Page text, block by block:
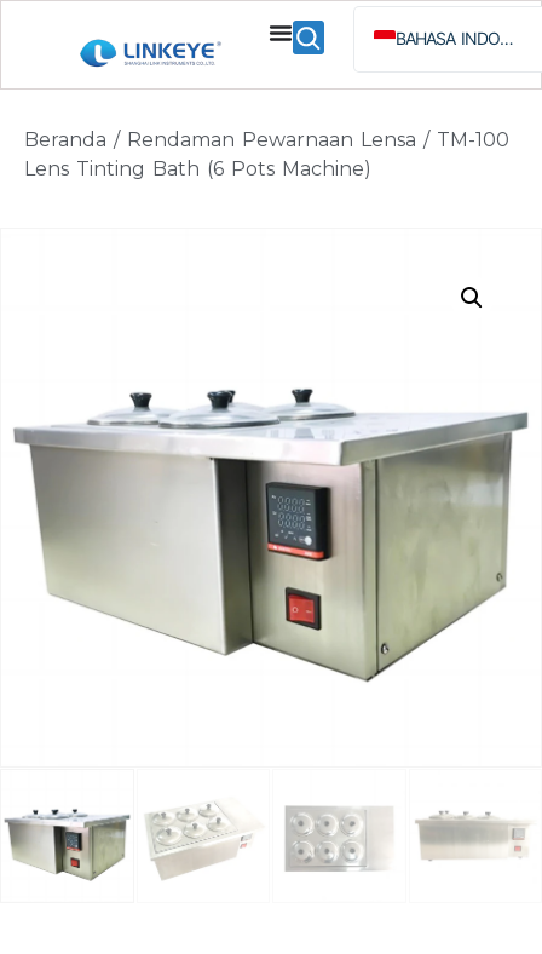
BAHASA INDONESIA
ENGLISH
Beranda / Rendaman Pewarnaan Lensa / TM-100
Lens Tinting Bath (6 Pots Machine)